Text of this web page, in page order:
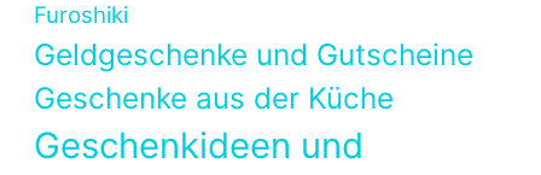
Furoshiki
Geldgeschenke und Gutscheine
Geschenke aus der Küche
Geschenkideen und